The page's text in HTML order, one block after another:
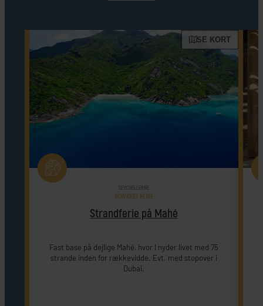
SE KORT
Strandferie på Mahé
SEYCHELLERNE
INDIVIDUEL REJSE
Fast base på dejlige Mahé, hvor I nyder livet med 75
strande inden for rækkevidde. Evt. med stopover i
Dubai.